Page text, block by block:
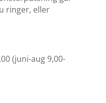
ringer, eller
(juni-aug 9,00-